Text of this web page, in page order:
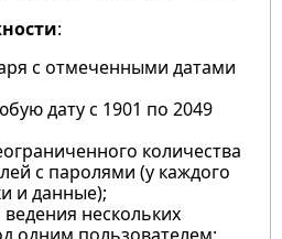
:
с отмеченными датами
дату с 1901 по 2049
количества
с паролями (у каждого
и данные);
нескольких